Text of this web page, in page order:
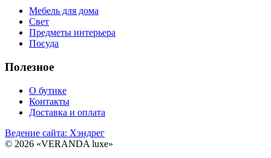
Мебель для дома
Свет
Предметы интерьера
Посуда
Полезное
О бутике
Контакты
Доставка и оплата
Ведение сайта: Хэндрег
© 2026 «VERANDA luxe»